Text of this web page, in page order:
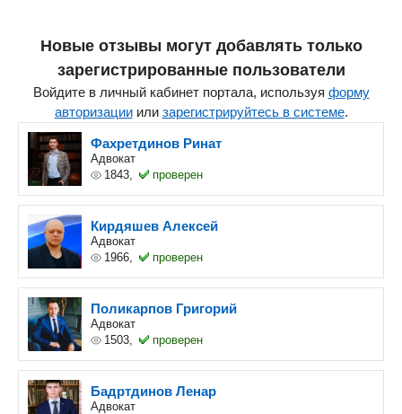
Новые отзывы могут добавлять только
зарегистрированные пользователи
Войдите в личный кабинет портала, используя форму
авторизацииили зарегистрируйтесь в системе.
Фахретдинов Ринат
Адвокат
1843,
проверен
Кирдяшев Алексей
Адвокат
1966,
проверен
Поликарпов Григорий
Адвокат
1503,
проверен
Бадртдинов Ленар
Адвокат